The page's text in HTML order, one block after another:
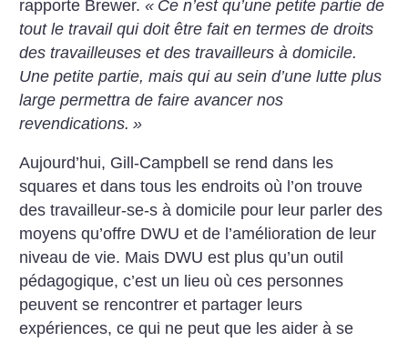
rapporte Brewer.« Ce n’est qu’une petite partie de
tout le travail qui doit être fait en termes de droits
des travailleuses et des travailleurs à domicile.
Une petite partie, mais qui au sein d’une lutte plus
large permettra de faire avancer nos
revendications. »
Aujourd’hui, Gill-Campbell se rend dans les
squares et dans tous les endroits où l’on trouve
des travailleur-se-s à domicile pour leur parler des
moyens qu’offre DWU et de l’amélioration de leur
niveau de vie. Mais DWU est plus qu’un outil
pédagogique, c’est un lieu où ces personnes
peuvent se rencontrer et partager leurs
expériences, ce qui ne peut que les aider à se